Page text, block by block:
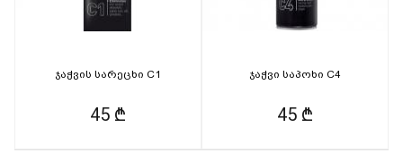
ჯაჭვის სარეცხი C1
45 ₾
ჯაჭვი საპოხი C4
45 ₾